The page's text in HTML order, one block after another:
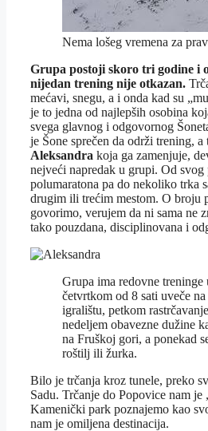
Nema lošeg vremena za
Grupa postoji skoro tri godine i
nijedan trening nije otkazan.
mećavi, snegu, a i onda kad su
je to jedna od najlepših osobina
svega glavnog i odgovornog
je Šone sprečen da održi trening,
Aleksandra koja ga zamenjuje,
nejveći napredak u grupi. Od svog
polumaratona pa do nekoliko trka
drugim ili trećim mestom. O broju
govorimo, verujem da ni sama ne
tako pouzdana, disciplinovana i
Grupa ima redovne treninge
četvrtkom od 8 sati uveče
igralištu, petkom
nedeljem obavezne dužine
na Fruškoj gori, a ponekad
roštilj ili žurka.
Bilo je trčanja kroz tunele, preko
Sadu. Trčanje do Popovice nam je
Kamenički park poznajemo kao
nam je omiljena destinacija.